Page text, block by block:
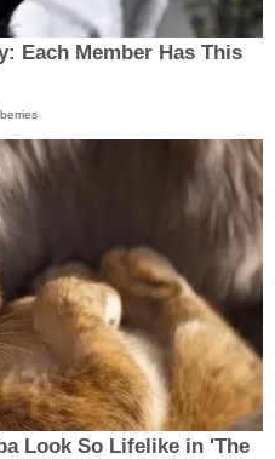
Each Member Has This
Look So Lifelike in 'The